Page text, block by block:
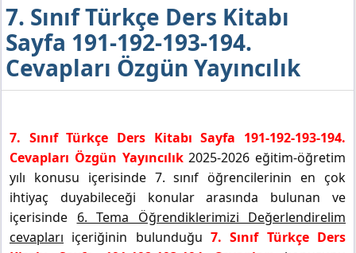
7. Sınıf Türkçe Ders Kitabı
Sayfa 191-192-193-194.
Cevapları Özgün Yayıncılık
7. Sınıf Türkçe Ders Kitabı Sayfa 191-192-193-194.
Cevapları Özgün Yayıncılık2025-2026 eğitim-öğretim
yılı konusu içerisinde 7. sınıf öğrencilerinin en çok
ihtiyaç duyabileceği konular arasında bulunan ve
içerisinde 6. Tema Öğrendiklerimizi Değerlendirelim
cevapları içeriğinin bulunduğu 7. Sınıf Türkçe Ders